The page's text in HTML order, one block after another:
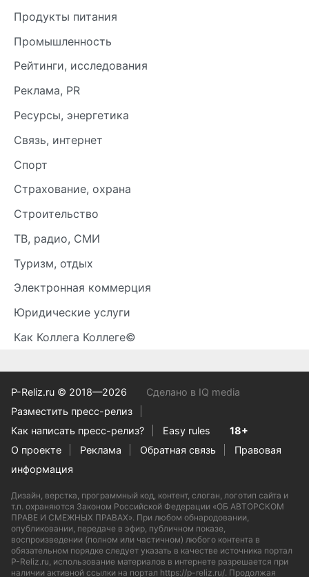
Продукты питания
Промышленность
Рейтинги, исследования
Реклама, PR
Ресурсы, энергетика
Связь, интернет
Спорт
Страхование, охрана
Строительство
ТВ, радио, СМИ
Туризм, отдых
Электронная коммерция
Юридические услуги
Как Коллега Коллеге©
P-Reliz.ru © 2018—2026
Сделано в IQ media
Разместить пресс-релиз
Как написать пресс-релиз?
Easy rules
18+
О проекте
Реклама Обратная связь
Правовая
информация
Дизайн, верстка, программный код, контент, слоган, логотип сайта и
т.п. охраняются Законом Российской Федерации «ОБ АВТОРСКОМ
ПРАВЕ И СМЕЖНЫХ ПРАВАХ». При любом обнародовании,
опубликовании, передаче в эфир, публичном показе,
воспроизведении (полном или частичном) любого контента в
обязательном порядке следует указать в качестве источника портал
P-Reliz.ru, использование материалов в интернете разрешается при
наличии активной ссылки на портал https://p-reliz.ru/. Продолжая